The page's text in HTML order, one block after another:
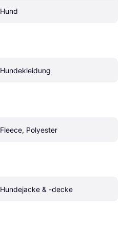
Hund
Hundekleidung
Fleece, Polyester
Hundejacke & -decke